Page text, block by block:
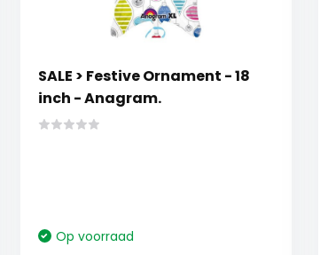
SALE > Festive Ornament - 18
inch - Anagram.
Op voorraad